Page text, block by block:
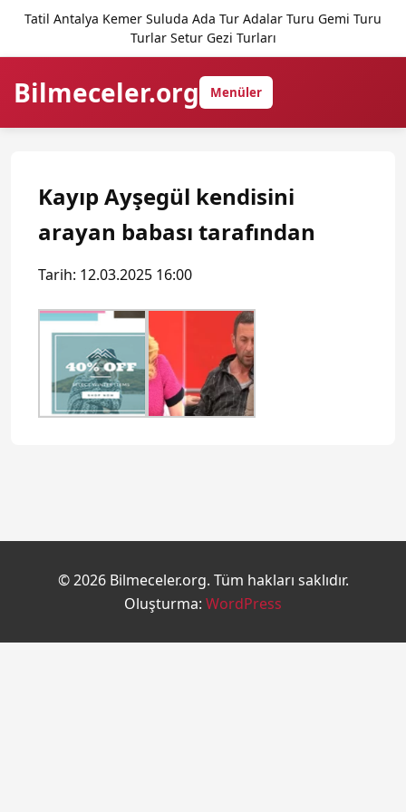
Tatil Antalya Kemer Suluda Ada Tur Adalar Turu Gemi Turu
Turlar Setur Gezi Turları
Bilmeceler.org Menüler
Kayıp Ayşegül kendisini
arayan babası tarafından
Tarih: 12.03.2025 16:00
© 2026 Bilmeceler.org. Tüm hakları saklıdır.
Oluşturma: WordPress